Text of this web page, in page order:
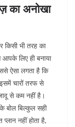
का अनोखा
भी तरह का
लिए ही बनाया
ऐसा लगता है कि
चारों तरफ से
से कम नहीं है।
बोल बिल्कुल सही
नहीं होता है,